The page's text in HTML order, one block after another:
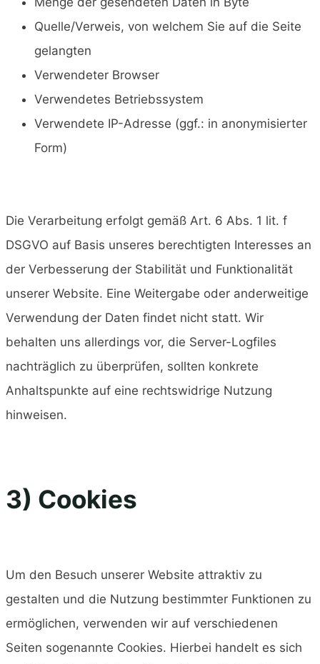
Quelle/Verweis, von welchem Sie auf die Seite
gelangten
Verwendeter Browser
Verwendetes Betriebssystem
Verwendete IP-Adresse (ggf.: in anonymisierter
Form)
Die Verarbeitung erfolgt gemäß Art. 6 Abs. 1 lit. f
DSGVO auf Basis unseres berechtigten Interesses an
der Verbesserung der Stabilität und Funktionalität
unserer Website. Eine Weitergabe oder anderweitige
Verwendung der Daten findet nicht statt. Wir
behalten uns allerdings vor, die Server-Logfiles
nachträglich zu überprüfen, sollten konkrete
Anhaltspunkte auf eine rechtswidrige Nutzung
hinweisen.
3) Cookies
Um den Besuch unserer Website attraktiv zu
gestalten und die Nutzung bestimmter Funktionen zu
ermöglichen, verwenden wir auf verschiedenen
Seiten sogenannte Cookies. Hierbei handelt es sich